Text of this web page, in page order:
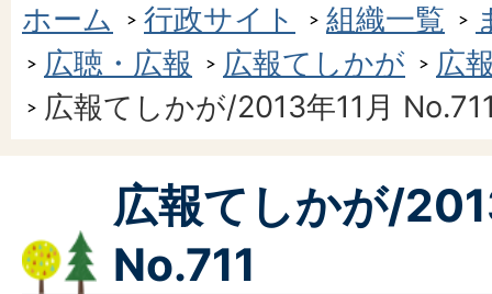
ホーム
行政サイト 組織一覧
広聴・広報
広報てしかが
広
広報てしかが/2013年11月
広報てしかが/
No.711